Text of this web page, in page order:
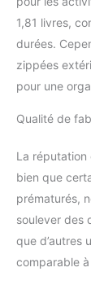
1,81 livres,
durées.
zippées
pour une
Qualité de
La réputation
bien que
prématurés,
soulever des
que d’autres
comparable